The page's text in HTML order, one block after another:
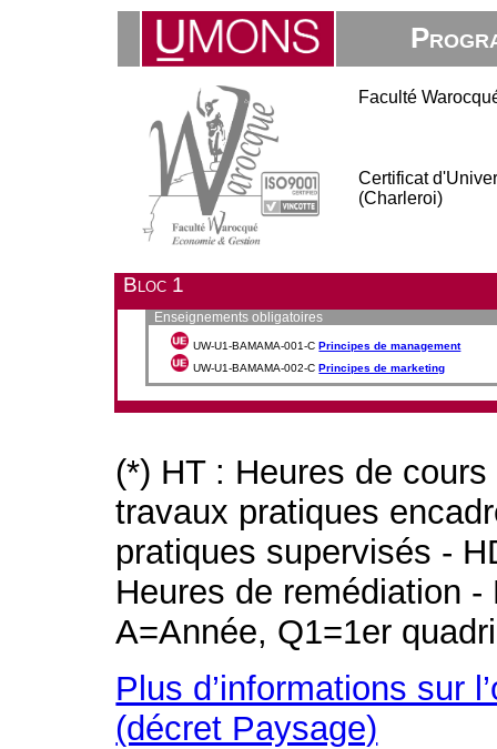
Faculté
Certificat
(Charleroi)
Bloc 1
Enseignements obligatoires
UW-U1-BAMAMA-001-CPrincipes de management
UW-U1-BAMAMA-002-CPrincipes de marketing
(*) HT : Heures de
travaux pratiques
pratiques supervisés -
Heures de remédiation
A=Année, Q1=1er
Plus d’informations sur
(décret Paysage)